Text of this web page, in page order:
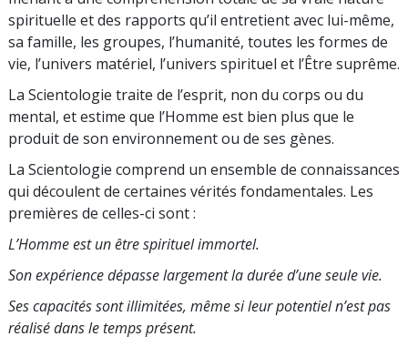
spirituelle et des rapports qu’il entretient avec lui-même,
sa famille, les groupes, l’humanité, toutes les formes de
vie, l’univers matériel, l’univers spirituel et l’Être suprême.
La Scientologie traite de l’esprit, non du corps ou du
mental, et estime que l’Homme est bien plus que le
produit de son environnement ou de ses gènes.
La Scientologie comprend un ensemble de connaissances
qui découlent de certaines vérités fondamentales. Les
premières de celles-ci sont :
L’Homme est un être spirituel immortel.
Son expérience dépasse largement la durée d’une seule vie.
Ses capacités sont illimitées, même si leur po­tentiel n’est pas
réalisé dans le temps présent.